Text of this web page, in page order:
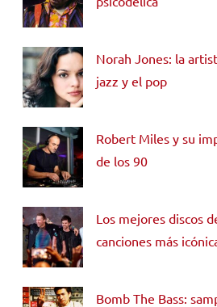
Norah Jones: la
jazz y el pop
Robert Miles y su
de los 90
Los mejores discos
canciones más
Bomb The Bass: